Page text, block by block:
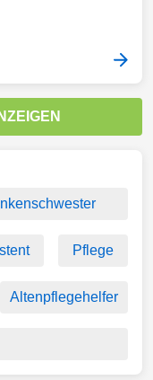
Pflege
Altenpflegehelfer